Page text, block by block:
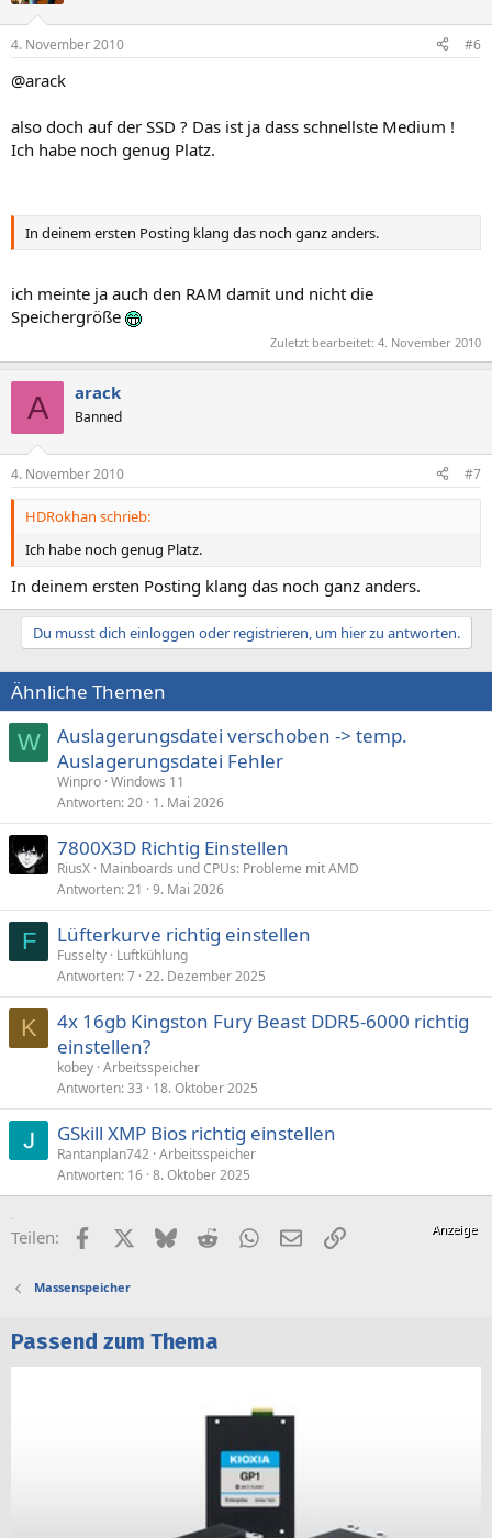
4. November 2010 #6
@arack
also doch auf der SSD ? Das ist ja dass schnellste Medium !
Ich habe noch genug Platz.
In deinem ersten Posting klang das noch ganz anders.
ich meinte ja auch den RAM damit und nicht die
Speichergröße
Zuletzt bearbeitet: 4. November 2010
A arack
Banned
4. November 2010 #7
HDRokhan schrieb:
Ich habe noch genug Platz.
In deinem ersten Posting klang das noch ganz anders.
Du musst dich einloggen oder registrieren, um hier zu antworten.
Ähnliche Themen
W
Auslagerungsdatei verschoben -> temp.
Auslagerungsdatei Fehler
Winpro Windows 11
Antworten 20 1. Mai 2026
7800X3D Richtig Einstellen
RiusX Mainboards und CPUs: Probleme mit AMD
Antworten 21 9. Mai 2026
F Lüfterkurve richtig einstellen
Fusselty Luftkühlung
Antworten 7 22. Dezember 2025
K
4x 16gb Kingston Fury Beast DDR5-6000 richtig
einstellen?
kobey Arbeitsspeicher
Antworten 33 18. Oktober 2025
GSkill XMP Bios richtig einstellen
Rantanplan742 Arbeitsspeicher
Antworten 16 8. Oktober 2025
Teilen: FacebookX (Twitter)
BlueskyRedditWhatsApp
E-MailLink
Massenspeicher
Passend zum Thema